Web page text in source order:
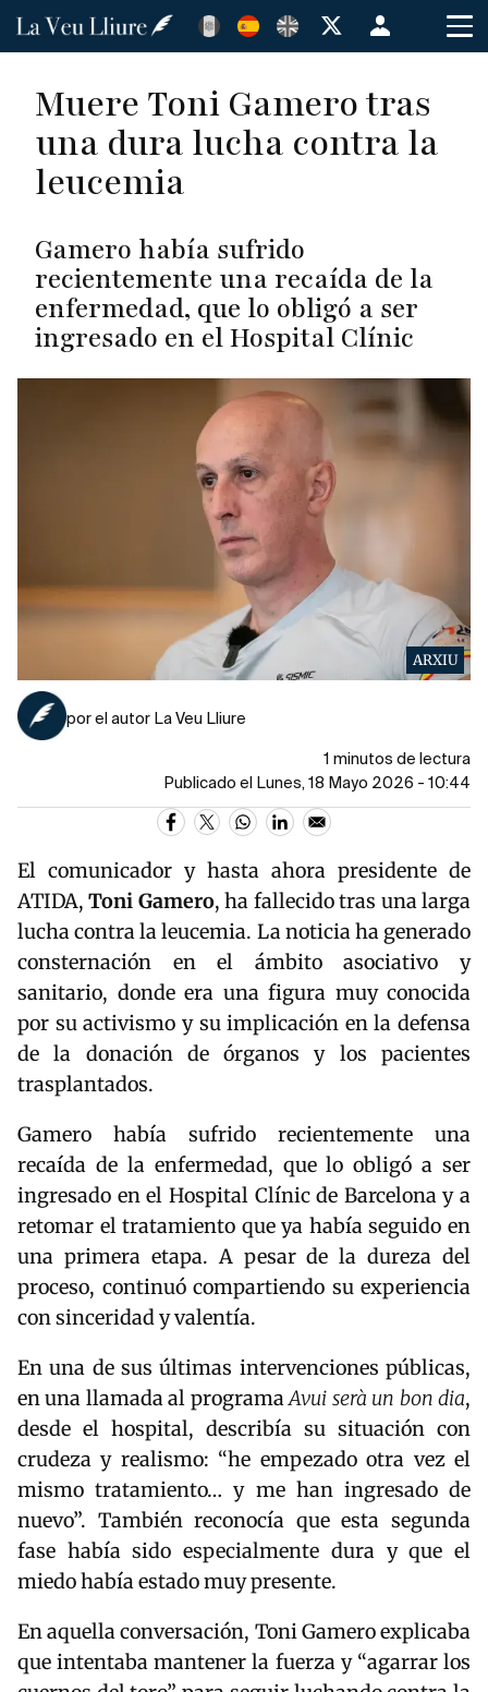
Pasar
principal
Menú
de
cuenta
de
usuario
Muere Toni Gamero tras
una dura lucha contra la
leucemia
Gamero había sufrido
recientemente una recaída de la
enfermedad, que lo obligó a ser
ingresado en el Hospital Clínic
ARXIU
por el autor La Veu Lliure
1 minutos de lectura
Publicado el Lunes, 18 Mayo 2026 - 10:44
El comunicador y hasta ahora presidente de
ATIDA,Toni Gamero, ha fallecido tras una larga
lucha contra la leucemia. La noticia ha generado
consternación en el ámbito asociativo y
sanitario, donde era una figura muy conocida
por su activismo y su implicación en la defensa
de la donación de órganos y los pacientes
trasplantados.
Gamero había sufrido recientemente una
recaída de la enfermedad, que lo obligó a ser
ingresado en el Hospital Clínic de Barcelona y a
retomar el tratamiento que ya había seguido en
una primera etapa. A pesar de la dureza del
proceso, continuó compartiendo su experiencia
con sinceridad y valentía.
En una de sus últimas intervenciones públicas,
en una llamada al programaAvui serà un bon dia,
desde el hospital, describía su situación con
crudeza y realismo: “he empezado otra vez el
mismo tratamiento… y me han ingresado de
nuevo”. También reconocía que esta segunda
fase había sido especialmente dura y que el
miedo había estado muy presente.
En aquella conversación, Toni Gameroexplicaba
que intentaba mantener la fuerza y “agarrar los